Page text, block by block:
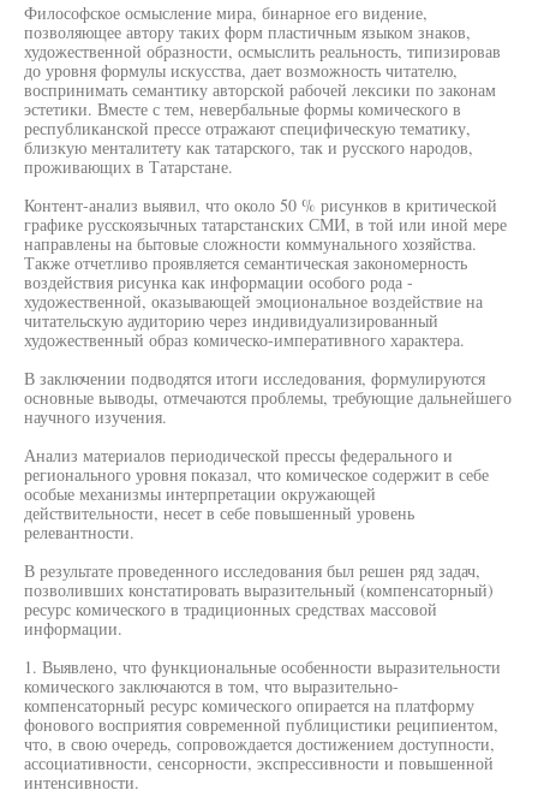
Философское осмысление мира, бинарное его видение,
позволяющее автору таких форм пластичным языком знаков,
художественной образности, осмыслить реальность, типизировав
до уровня формулы искусства, дает возможность читателю,
воспринимать семантику авторской рабочей лексики по законам
эстетики. Вместе с тем, невербальные формы комического в
республиканской прессе отражают специфическую тематику,
близкую менталитету как татарского, так и русского народов,
проживающих в Татарстане.
Контент-анализ выявил, что около 50 % рисунков в критической
графике русскоязычных татарстанских СМИ, в той или иной мере
направлены на бытовые сложности коммунального хозяйства.
Также отчетливо проявляется семантическая закономерность
воздействия рисунка как информации особого рода -
художественной, оказывающей эмоциональное воздействие на
читательскую аудиторию через индивидуализированный
художественный образ комическо-императивного характера.
В заключении подводятся итоги исследования, формулируются
основные выводы, отмечаются проблемы, требующие дальнейшего
научного изучения.
Анализ материалов периодической прессы федерального и
регионального уровня показал, что комическое содержит в себе
особые механизмы интерпретации окружающей
действительности, несет в себе повышенный уровень
релевантности.
В результате проведенного исследования был решен ряд задач,
позволивших констатировать выразительный (компенсаторный)
ресурс комического в традиционных средствах массовой
информации.
1. Выявлено, что функциональные особенности выразительности
комического заключаются в том, что выразительно-
компенсаторный ресурс комического опирается на платформу
фонового восприятия современной публицистики реципиентом,
что, в свою очередь, сопровождается достижением доступности,
ассоциативности, сенсорности, экспрессивности и повышенной
интенсивности.